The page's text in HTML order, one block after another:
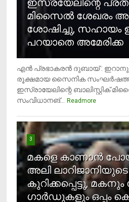
ഇസ്രയേലിന്റെ
മിസൈല്‍ ശേഖരം
ശോഷിച്ചു, സഹായം
പറയാതെ അമേരിക്ക
എന്‍ പ്രഭാകരന്‍ ദുബായ് :
രൂക്ഷമായ സൈനിക
ഇസ്രായേലിന്റെ ബാലിസ്റ്റിക്
സംവിധാനങ്... Readmore
3
മകളെ കാണാന്‍
അലി ലാറിജാനിയുടെ
കുറിക്കപ്പെട്ടു,
ഗാര്‍ഡുകളും ഒപ്പം